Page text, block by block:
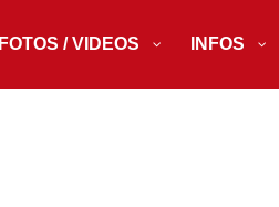
FOTOS / VIDEOS INFOS